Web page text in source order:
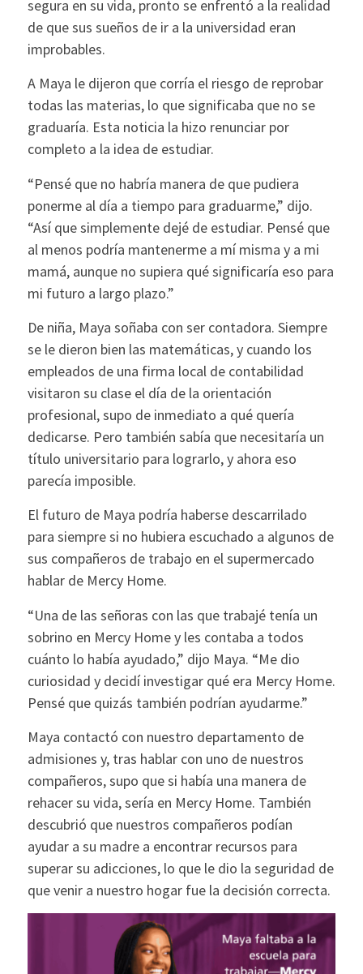
segura en su vida, pronto se enfrentó a la realidad
de que sus sueños de ir a la universidad eran
improbables.
A Maya le dijeron que corría el riesgo de reprobar
todas las materias, lo que significaba que no se
graduaría. Esta noticia la hizo renunciar por
completo a la idea de estudiar.
“Pensé que no habría manera de que pudiera
ponerme al día a tiempo para graduarme,” dijo.
“Así que simplemente dejé de estudiar. Pensé que
al menos podría mantenerme a mí misma y a mi
mamá, aunque no supiera qué significaría eso para
mi futuro a largo plazo.”
De niña, Maya soñaba con ser contadora. Siempre
se le dieron bien las matemáticas, y cuando los
empleados de una firma local de contabilidad
visitaron su clase el día de la orientación
profesional, supo de inmediato a qué quería
dedicarse. Pero también sabía que necesitaría un
título universitario para lograrlo, y ahora eso
parecía imposible.
El futuro de Maya podría haberse descarrilado
para siempre si no hubiera escuchado a algunos de
sus compañeros de trabajo en el supermercado
hablar de Mercy Home.
“Una de las señoras con las que trabajé tenía un
sobrino en Mercy Home y les contaba a todos
cuánto lo había ayudado,” dijo Maya. “Me dio
curiosidad y decidí investigar qué era Mercy Home.
Pensé que quizás también podrían ayudarme.”
Maya contactó con nuestro departamento de
admisiones y, tras hablar con uno de nuestros
compañeros, supo que si había una manera de
rehacer su vida, sería en Mercy Home. También
descubrió que nuestros compañeros podían
ayudar a su madre a encontrar recursos para
superar su adicciones, lo que le dio la seguridad de
que venir a nuestro hogar fue la decisión correcta.